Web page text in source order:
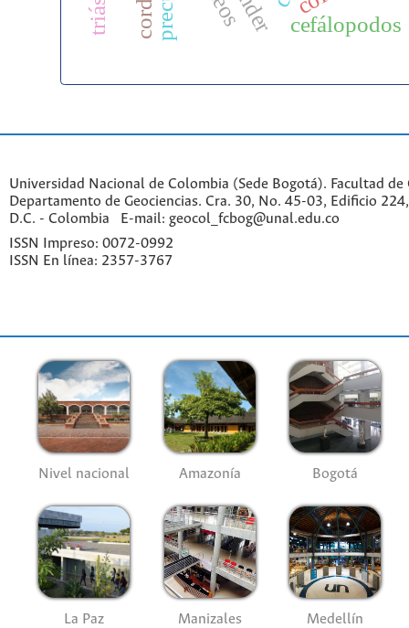
cefálopodos
Universidad Nacional de Colombia (Sede Bogotá). Facultad de
Departamento de Geociencias. Cra. 30, No. 45-03, Edificio
D.C. - Colombia E-mail: geocol_fcbog@unal.edu.co
ISSN Impreso: 0072-0992
ISSN En línea: 2357-3767
Nivel nacional Amazonía Bogotá
La Paz Manizales Medellín